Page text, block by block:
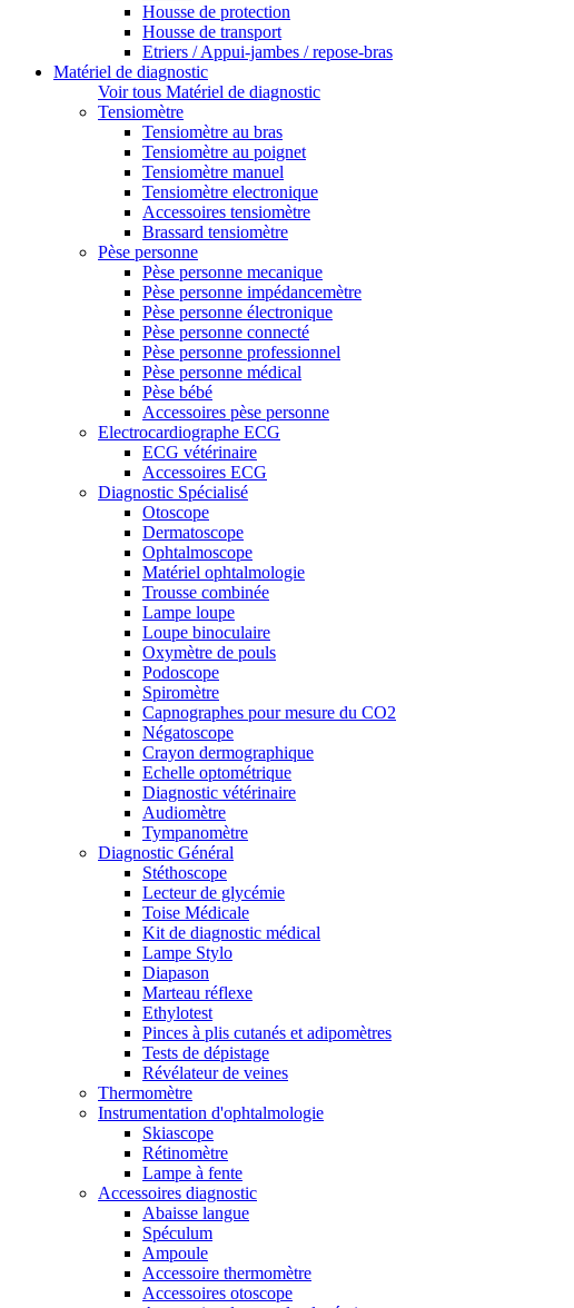
Housse de protection
Housse de transport
Etriers / Appui-jambes / repose-bras
Matériel de diagnostic
Voir tous Matériel de diagnostic
Tensiomètre
Tensiomètre au bras
Tensiomètre au poignet
Tensiomètre manuel
Tensiomètre electronique
Accessoires tensiomètre
Brassard tensiomètre
Pèse personne
Pèse personne mecanique
Pèse personne impédancemètre
Pèse personne électronique
Pèse personne connecté
Pèse personne professionnel
Pèse personne médical
Pèse bébé
Accessoires pèse personne
Electrocardiographe ECG
ECG vétérinaire
Accessoires ECG
Diagnostic Spécialisé
Otoscope
Dermatoscope
Ophtalmoscope
Matériel ophtalmologie
Trousse combinée
Lampe loupe
Loupe binoculaire
Oxymètre de pouls
Podoscope
Spiromètre
Capnographes pour mesure du CO2
Négatoscope
Crayon dermographique
Echelle optométrique
Diagnostic vétérinaire
Audiomètre
Tympanomètre
Diagnostic Général
Stéthoscope
Lecteur de glycémie
Toise Médicale
Kit de diagnostic médical
Lampe Stylo
Diapason
Marteau réflexe
Ethylotest
Pinces à plis cutanés et adipomètres
Tests de dépistage
Révélateur de veines
Thermomètre
Instrumentation d'ophtalmologie
Skiascope
Rétinomètre
Lampe à fente
Accessoires diagnostic
Abaisse langue
Spéculum
Ampoule
Accessoire thermomètre
Accessoires otoscope